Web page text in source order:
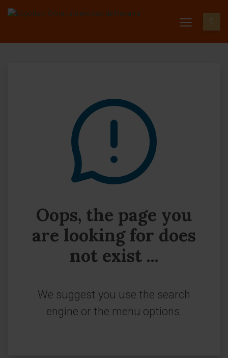
Oops, the page you
are looking for does
not exist ...
We suggest you use the search
engine or the menu options.